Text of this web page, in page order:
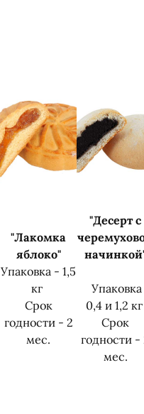
"Лакомка
яблоко"
Упаковка - 1,5
кг
Срок
годности - 2
мес.
"Десерт с
0,4 и 1,2
Срок
годности -
мес.